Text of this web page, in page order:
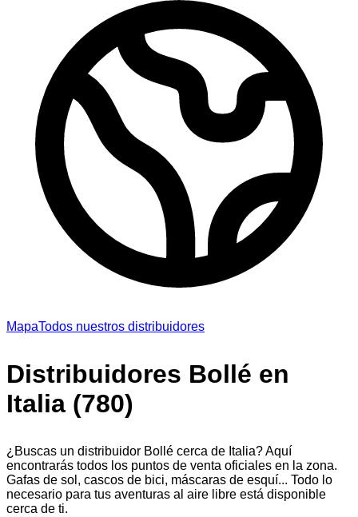
MapaTodos nuestros distribuidores
Distribuidores Bollé en
Italia (780)
¿Buscas un distribuidor Bollé cerca de Italia? Aquí
encontrarás todos los puntos de venta oficiales en la zona.
Gafas de sol, cascos de bici, máscaras de esquí... Todo lo
necesario para tus aventuras al aire libre está disponible
cerca de ti.